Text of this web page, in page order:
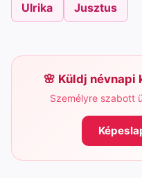
Ulrika Jusztus
Küldj névnapi
Személyre szabott